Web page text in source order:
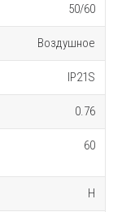
50/60
Воздушное
IP21S
0.76
60
H